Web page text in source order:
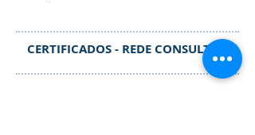
CERTIFICADOS - REDE CONSULTOR